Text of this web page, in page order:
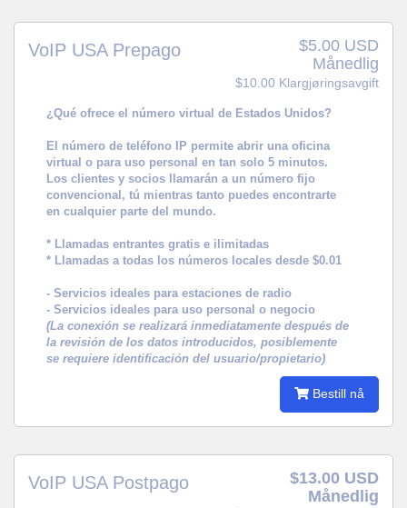
$5.00 USD
Månedlig
$10.00 Klargjøringsavgift
VoIP USA Prepago
¿Qué ofrece el número virtual de Estados Unidos?
El número de teléfono IP permite abrir una oficina
virtual o para uso personal en tan solo 5 minutos.
Los clientes y socios llamarán a un número fijo
convencional, tú mientras tanto puedes encontrarte
en cualquier parte del mundo.
* Llamadas entrantes gratis e ilimitadas
* Llamadas a todas los números locales desde $0.01
- Servicios ideales para estaciones de radio
- Servicios ideales para uso personal o negocio
(La conexión se realizará inmediatamente después de
la revisión de los datos introducidos, posiblemente
se requiere identificación del usuario/propietario)
Bestill nå
$13.00 USD
Månedlig
VoIP USA Postpago